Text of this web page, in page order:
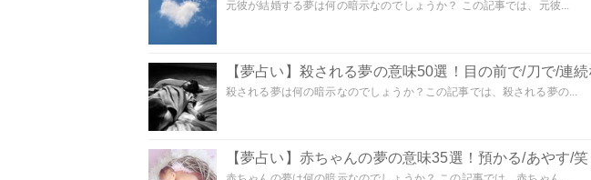
元彼が結婚する夢は何の暗示なのでしょうか？ この記事では、元彼...
【夢占い】殺される夢の意味50選！目の前で/刀で/連
殺される夢は何の暗示なのでしょうか？この記事では、殺される夢の...
【夢占い】赤ちゃんの夢の意味35選！預かる/あやす/